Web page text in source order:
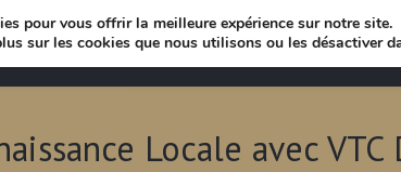
Locale avec VTC
pour vous offrir la meilleure expérience sur notre site.
sur les cookies que nous utilisons ou les désactiver